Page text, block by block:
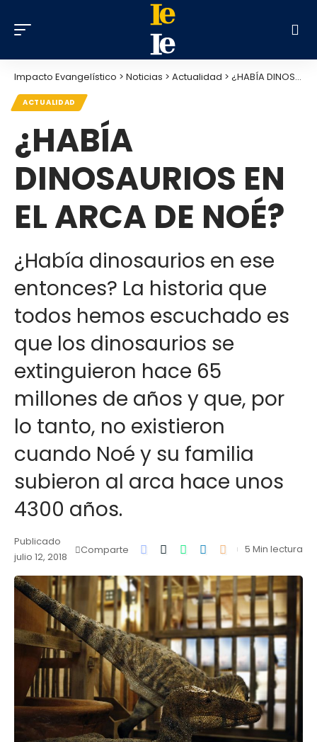
Impacto Evangelístico > Noticias > Actualidad > ¿HABÍA DINOSAURIOS EN EL ARCA DE NOÉ?
ACTUALIDAD
¿HABÍA
DINOSAURIOS EN
EL ARCA DE NOÉ?
¿Había dinosaurios en ese
entonces? La historia que
todos hemos escuchado es
que los dinosaurios se
extinguieron hace 65
millones de años y que, por
lo tanto, no existieron
cuando Noé y su familia
subieron al arca hace unos
4300 años.
Publicado
julio 12, 2018
Comparte 5 Min lectura